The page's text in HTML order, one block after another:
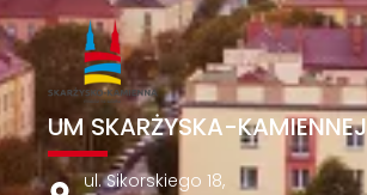
UM SKARŻYSKA-KAMIENNEJ
ul. Sikorskiego 18,